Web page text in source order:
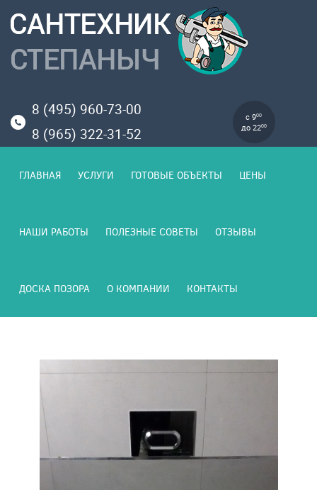
8 (495) 960-73-00
8 (965) 322-31-52
с 900
до 2200
ГЛАВНАЯ УСЛУГИ ГОТОВЫЕ ОБЪЕКТЫ ЦЕНЫ
НАШИ РАБОТЫ ПОЛЕЗНЫЕ СОВЕТЫ ОТЗЫВЫ
ДОСКА ПОЗОРА О КОМПАНИИ КОНТАКТЫ